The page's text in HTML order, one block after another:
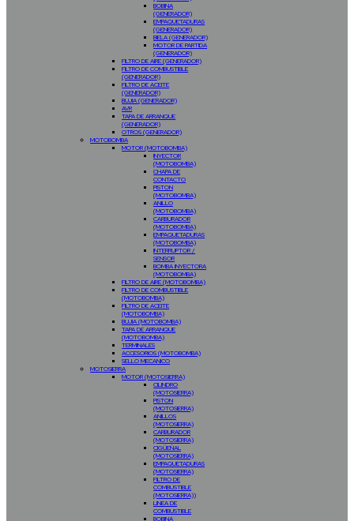
BOBINA
(GENERADOR)
EMPAQUETADURAS
(GENERADOR)
BIELA (GENERADOR)
MOTOR DE PARTIDA
(GENERADOR)
FILTRO DE AIRE (GENERADOR)
FILTRO DE COMBUSTIBLE
(GENERADOR)
FILTRO DE ACEITE
(GENERADOR)
BUJIA (GENERADOR)
AVR
TAPA DE ARRANQUE
(GENERADOR)
OTROS (GENERADOR)
MOTOBOMBA
MOTOR (MOTOBOMBA)
INYECTOR
(MOTOBOMBA)
CHAPA DE
CONTACTO
PISTON
(MOTOBOMBA)
ANILLO
(MOTOBOMBA)
CARBURADOR
(MOTOBOMBA)
EMPAQUETADURAS
(MOTOBOMBA)
INTERRUPTOR /
SENSOR
BOMBA INYECTORA
(MOTOBOMBA)
FILTRO DE AIRE (MOTOBOMBA)
FILTRO DE COMBUSTIBLE
(MOTOBOMBA)
FILTRO DE ACEITE
(MOTOBOMBA)
BUJIA (MOTOBOMBA)
TAPA DE ARRANQUE
(MOTOBOMBA)
TERMINALES
ACCESORIOS (MOTOBOMBA)
SELLO MECANICO
MOTOSIERRA
MOTOR (MOTOSIERRA)
CILINDRO
(MOTOSIERRA)
PISTON
(MOTOSIERRA)
ANILLOS
(MOTOSIERRA)
CARBURADOR
(MOTOSIERRA)
CIGÜEÑAL
(MOTOSIERRA)
EMPAQUETADURAS
(MOTOSIERRA)
FILTRO DE
COMBUSTIBLE
(MOTOSIERRA))
LINEA DE
COMBUSTIBLE
BOBINA